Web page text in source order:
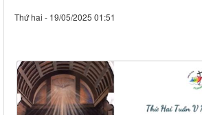
Thứ hai - 19/05/2025 01:51